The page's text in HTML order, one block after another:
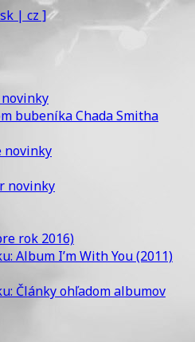
bubeníka Chada Smitha
novinky
novinky
rok 2016)
Album I’m With You (2011)
Články ohľadom albumov